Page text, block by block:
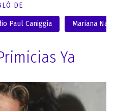
DE
Paul Caniggia Mariana
Ya